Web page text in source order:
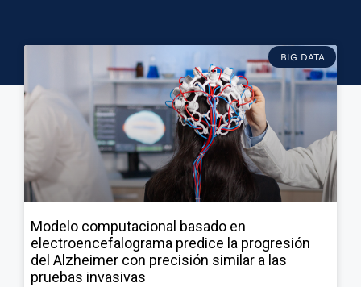
BIG DATA
Modelo computacional basado en
electroencefalograma predice la progresión
del Alzheimer con precisión similar a las
pruebas invasivas